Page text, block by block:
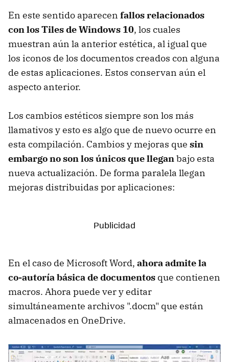
En este sentido aparecen fallos relacionados
con los Tiles de Windows 10, los cuales
muestran aún la anterior estética, al igual que
los iconos de los documentos creados con alguna
de estas aplicaciones. Estos conservan aún el
aspecto anterior.
Los cambios estéticos siempre son los más
llamativos y esto es algo que de nuevo ocurre en
esta compilación. Cambios y mejoras que sin
embargo no son los únicos que lleganbajo esta
nueva actualización. De forma paralela llegan
mejoras distribuidas por aplicaciones:
En el caso de Microsoft Word, ahora admite la
co-autoría básica de documentos que contienen
macros. Ahora puede ver y editar
simultáneamente archivos ".docm" que están
almacenados en OneDrive.